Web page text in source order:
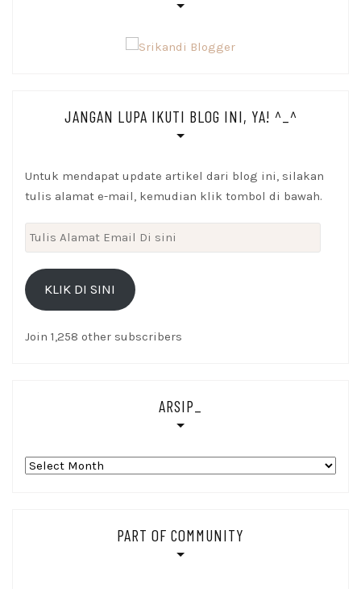
JANGAN LUPA IKUTI BLOG INI, YA! ^_^
Untuk mendapat update artikel dari blog ini, silakan
tulis alamat e-mail, kemudian klik tombol di bawah.
Tulis
Alamat
Email
KLIK DI SINI
Join 1,258 other subscribers
ARSIP_
Arsip_
PART OF COMMUNITY